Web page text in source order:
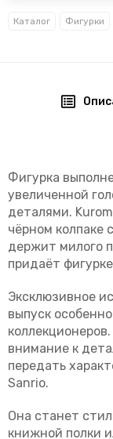
Каталог Фигурки
Фигурка
увеличенной
деталями.
чёрном колпаке
держит милого
придаёт
Эксклюзивное
выпуск
внимание к
передать
Sanrio.
Она станет
книжной полки